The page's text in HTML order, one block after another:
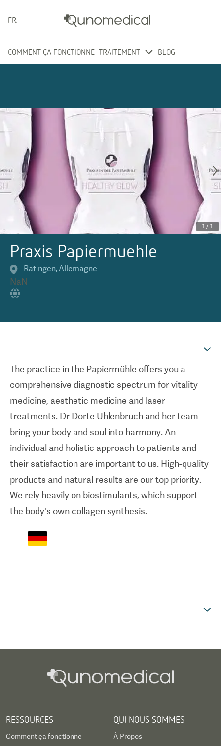
FRANÇAIS
COMMENT ÇA FONCTIONNE TRAITEMENT BLOG
1 / 1
Praxis Papiermuehle
Ratingen,Allemagne
NaN
The practice in the Papiermühle offers you a
comprehensive diagnostic spectrum for vitality
medicine, aesthetic medicine and laser
treatments. Dr Dorte Uhlenbruch and her team
bring your body and soul into harmony. An
individual and holistic approach to patients and
their satisfaction are important to us. High-quality
products and natural results are our top priority.
We rely heavily on biostimulants, which support
the body's own collagen synthesis.
RESSOURCES
Comment ça fonctionne
QUI NOUS SOMMES
À Propos